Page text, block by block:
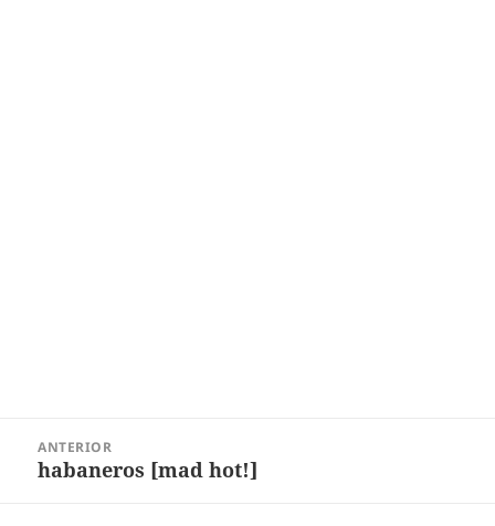
ANTERIOR
Post
habaneros [mad hot!]